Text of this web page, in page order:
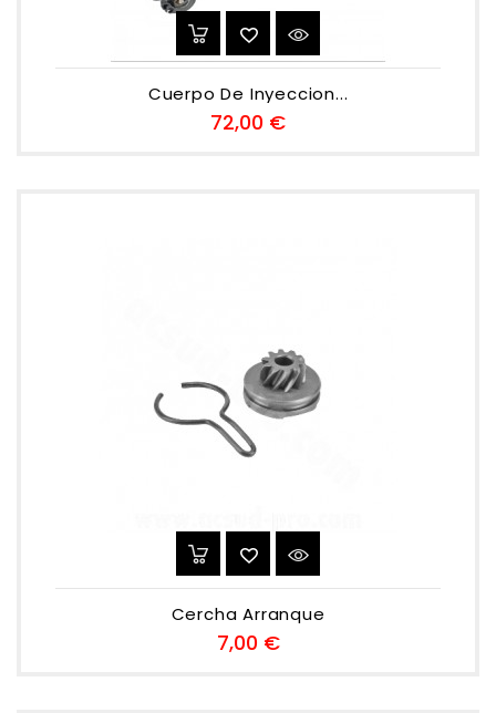
Cuerpo De Inyeccion...
72,00 €Preu
Cercha Arranque
7,00 €Preu